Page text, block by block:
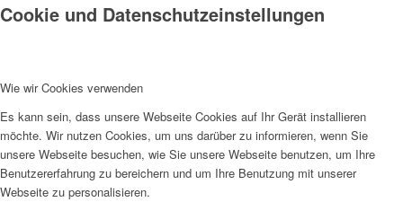
Cookie und Datenschutzeinstellungen
Wie wir Cookies verwenden
Es kann sein, dass unsere Webseite Cookies auf Ihr Gerät installieren
möchte. Wir nutzen Cookies, um uns darüber zu informieren, wenn Sie
unsere Webseite besuchen, wie Sie unsere Webseite benutzen, um Ihre
Benutzererfahrung zu bereichern und um Ihre Benutzung mit unserer
Webseite zu personalisieren.